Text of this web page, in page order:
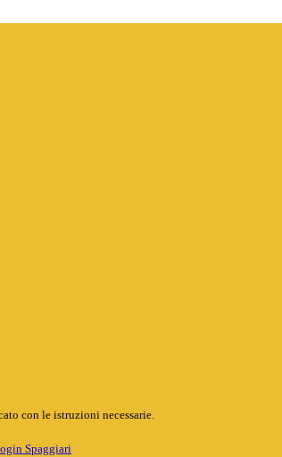
con le istruzioni necessarie.
Spaggiari